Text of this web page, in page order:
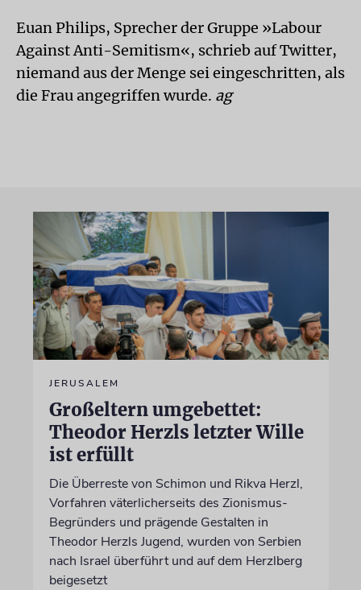
Euan Philips, Sprecher der Gruppe »Labour
Against Anti-Semitism«, schrieb auf Twitter,
niemand aus der Menge sei eingeschritten, als
die Frau angegriffen wurde. ag
JERUSALEM
Großeltern umgebettet:
Theodor Herzls letzter Wille
ist erfüllt
Die Überreste von Schimon und Rikva Herzl,
Vorfahren väterlicherseits des Zionismus-
Begründers und prägende Gestalten in
Theodor Herzls Jugend, wurden von Serbien
nach Israel überführt und auf dem Herzlberg
beigesetzt